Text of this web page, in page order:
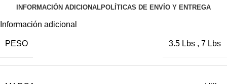
INFORMACIÓN ADICIONALPOLÍTICAS DE ENVÍO Y ENTREGA
Información adicional
PESO 3.5 Lbs , 7 Lbs